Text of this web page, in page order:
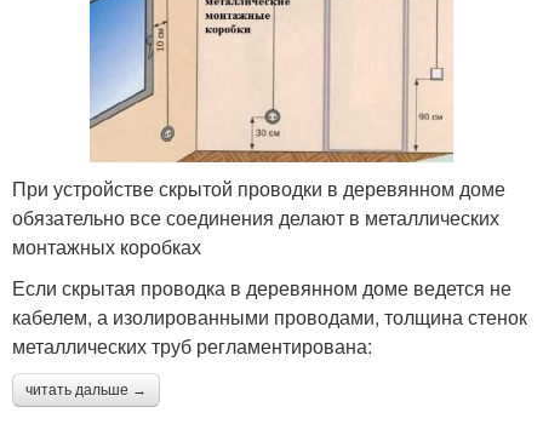
При устройстве скрытой проводки в деревянном доме
обязательно все соединения делают в металлических
монтажных коробках
Если скрытая проводка в деревянном доме ведется не
кабелем, а изолированными проводами, толщина стенок
металлических труб регламентирована:
читать дальше →